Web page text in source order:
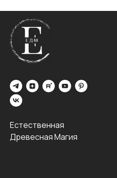
Естественная
Древесная Магия